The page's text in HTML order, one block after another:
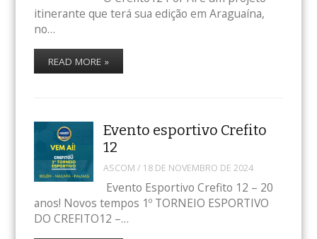
itinerante que terá sua edição em Araguaína,
no…
READ MORE »
Evento esportivo Crefito
12
ASCOM / 18 DE NOVEMBRO DE 2024
Evento Esportivo Crefito 12 – 20
anos! Novos tempos 1º TORNEIO ESPORTIVO
DO CREFITO12 –…